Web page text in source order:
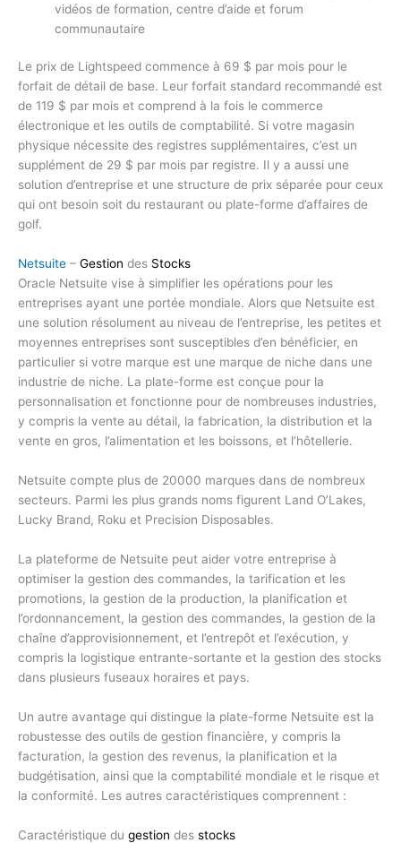
vidéos de formation, centre d’aide et forum
communautaire
Le prix de Lightspeed commence à 69 $ par mois pour le
forfait de détail de base. Leur forfait standard recommandé est
de 119 $ par mois et comprend à la fois le commerce
électronique et les outils de comptabilité. Si votre magasin
physique nécessite des registres supplémentaires, c’est un
supplément de 29 $ par mois par registre. Il y a aussi une
solution d’entreprise et une structure de prix séparée pour ceux
qui ont besoin soit du restaurant ou plate-forme d’affaires de
golf.
Netsuite – Gestion des Stocks
Oracle Netsuite vise à simplifier les opérations pour les
entreprises ayant une portée mondiale. Alors que Netsuite est
une solution résolument au niveau de l’entreprise, les petites et
moyennes entreprises sont susceptibles d’en bénéficier, en
particulier si votre marque est une marque de niche dans une
industrie de niche. La plate-forme est conçue pour la
personnalisation et fonctionne pour de nombreuses industries,
y compris la vente au détail, la fabrication, la distribution et la
vente en gros, l’alimentation et les boissons, et l’hôtellerie.
Netsuite compte plus de 20000 marques dans de nombreux
secteurs. Parmi les plus grands noms figurent Land O’Lakes,
Lucky Brand, Roku et Precision Disposables.
La plateforme de Netsuite peut aider votre entreprise à
optimiser la gestion des commandes, la tarification et les
promotions, la gestion de la production, la planification et
l’ordonnancement, la gestion des commandes, la gestion de la
chaîne d’approvisionnement, et l’entrepôt et l’exécution, y
compris la logistique entrante-sortante et la gestion des stocks
dans plusieurs fuseaux horaires et pays.
Un autre avantage qui distingue la plate-forme Netsuite est la
robustesse des outils de gestion financière, y compris la
facturation, la gestion des revenus, la planification et la
budgétisation, ainsi que la comptabilité mondiale et le risque et
la conformité. Les autres caractéristiques comprennent :
Caractéristique du gestion des stocks